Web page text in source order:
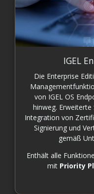
IGEL
Die Enterprise
von IGEL OS
hinweg.
Integration von
Signierung und
gemäß
Enthält alle
mit Priority